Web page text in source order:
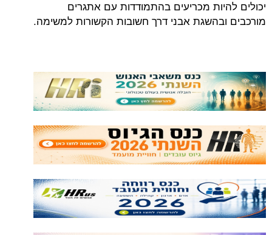
יכולים להיות מכריעים בהתמודדות עם אתגרים
מורכבים ובהשגת אבני דרך חשובות הקשורות למשימה.